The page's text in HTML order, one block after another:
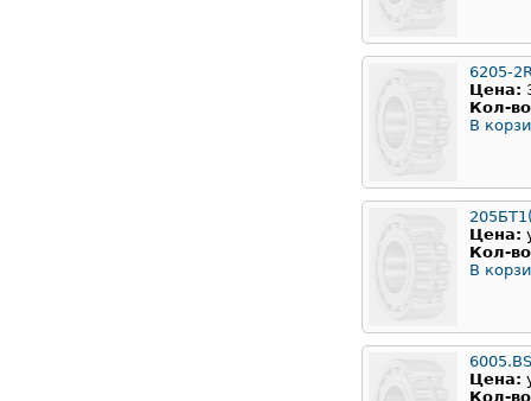
6205-
Цена:
Кол-
В
Цена:
Кол-
В
Цена:
Кол-